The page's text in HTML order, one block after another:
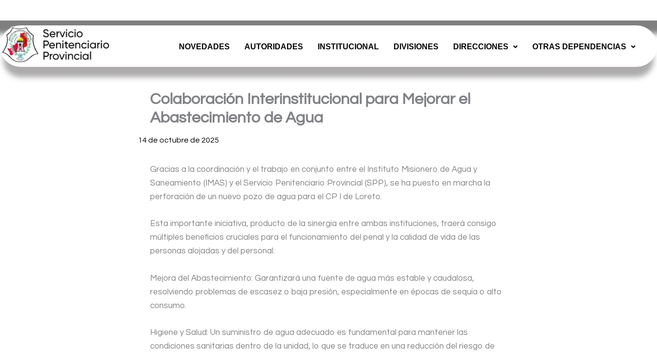
al
contenido
NOVEDADES AUTORIDADES INSTITUCIONAL DIVISIONES DIRECCIONES OTRAS DEPENDENCIAS
Colaboración Interinstitucional para Mejorar el
Abastecimiento de Agua
14 de octubre de 2025
Gracias a la coordinación y el trabajo en conjunto entre el Instituto Misionero de Agua y
Saneamiento (IMAS) y el Servicio Penitenciario Provincial (SPP), se ha puesto en marcha la
perforación de un nuevo pozo de agua para el CP I de Loreto.
Esta importante iniciativa, producto de la sinergia entre ambas instituciones, traerá consigo
múltiples beneficios cruciales para el funcionamiento del penal y la calidad de vida de las
personas alojadas y del personal:
Mejora del Abastecimiento: Garantizará una fuente de agua más estable y caudalosa,
resolviendo problemas de escasez o baja presión, especialmente en épocas de sequía o alto
consumo.
Higiene y Salud: Un suministro de agua adecuado es fundamental para mantener las
condiciones sanitarias dentro de la unidad, lo que se traduce en una reducción del riesgo de